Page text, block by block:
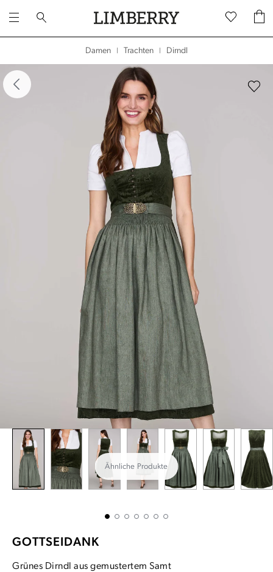
Damen Trachten Dirndl
überspringen
Ähnliche Produkte
GOTTSEIDANK
Grünes Dirndl aus gemustertem Samt